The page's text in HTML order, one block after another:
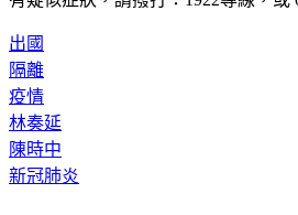
出國
隔離
疫情
林奏延
陳時中
新冠肺炎